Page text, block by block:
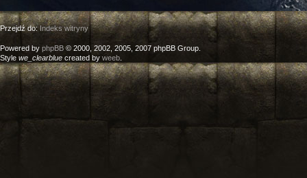
Przejdź do:Indeks witryny
Powered by phpBB © 2000, 2002, 2005, 2007 phpBB Group.
Style we_clearblue created by weeb